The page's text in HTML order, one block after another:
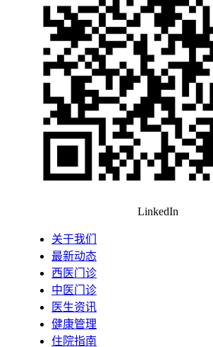
LinkedIn
关于我们
最新动态
西医门诊
中医门诊
医生资讯
健康管理
住院指南